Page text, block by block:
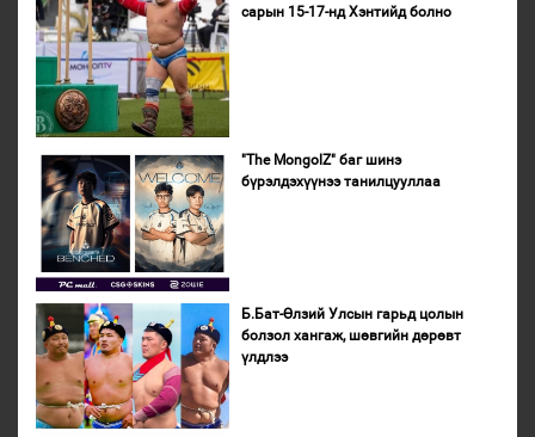
сарын 15-17-нд Хэнтийд болно
"The MongolZ" баг шинэ
бүрэлдэхүүнээ танилцууллаа
Б.Бат-Өлзий Улсын гарьд цолын
болзол хангаж, шөвгийн дөрөвт
үлдлээ